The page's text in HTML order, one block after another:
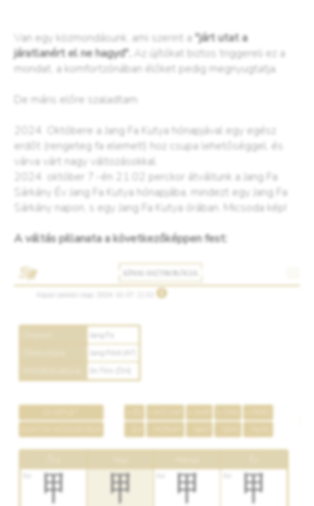
Van egy közmondásunk, ami szerint a "járt utat a
járatlanért el ne hagyd".
Az újítókat biztos triggereli ez a
mondat, a komfortzónában élőket pedig megnyugtatja.
De máris előre szaladtam.
2024. Októbere a Jang Fa Kutya hónapjával egy egész
erdőt (rengeteg fa elemet!) hoz csupa lehetőséggel, és
várva várt nagy változásokkal.
2024. október 7.-én 21.02 perckor átváltunk a Jang Fa
Sárkány Év Jang Fa Kutya hónapjába, mindezt egy Jang Fa
Sárkány napon, s egy Jang Fa Kutya órában. Micsoda kép!
A váltás pillanata a következőképpen fest: